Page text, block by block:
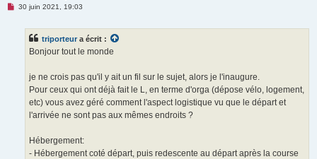
M30 juin 2021, 19:03
triporteur a écrit :
Bonjour tout le monde
je ne crois pas qu'il y ait un fil sur le sujet, alors je l'inaugure.
Pour ceux qui ont déjà fait le L, en terme d'orga (dépose vélo, logement,
etc) vous avez géré comment l'aspect logistique vu que le départ et
l'arrivée ne sont pas aux mêmes endroits ?
Hébergement:
- Hébergement coté départ, puis redescente au départ après la course